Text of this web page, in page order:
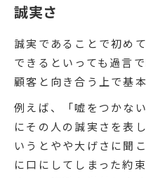
誠実さ
誠実であることで初め
できるといっても過言
顧客と向き合う上で基
例えば、「嘘をつかな
にその人の誠実さを表
いうとやや大げさに聞
に口にしてしまった約